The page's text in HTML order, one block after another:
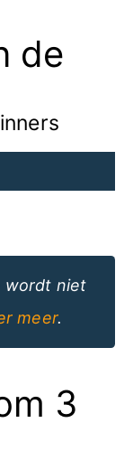
de
wordt niet
meer.
3